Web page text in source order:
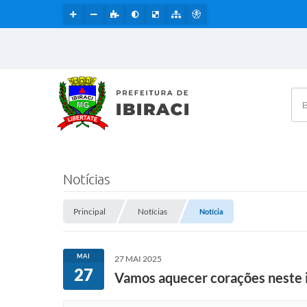
Notícias
Principal Notícias Notícia
MAI
27
27 MAI 2025
Vamos aquecer corações